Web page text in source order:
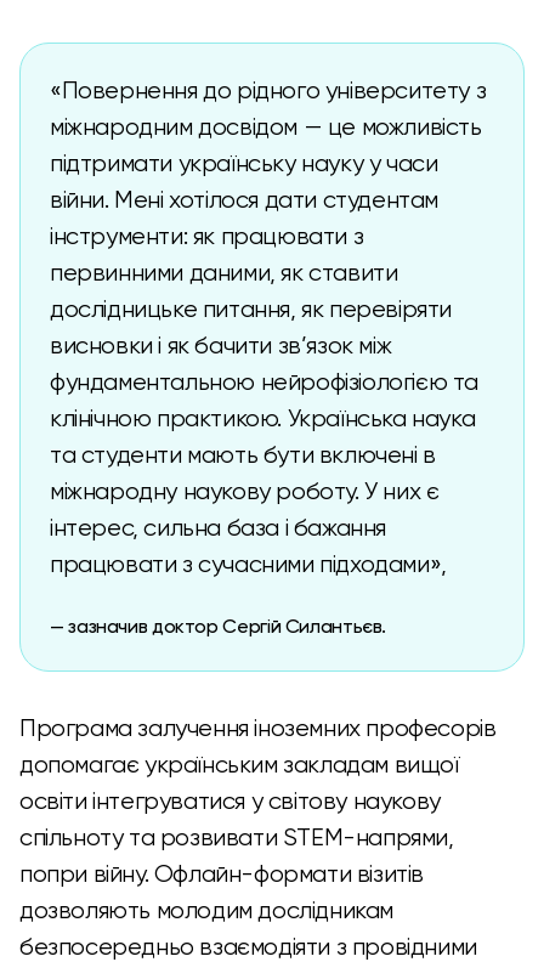
«Повернення до рідного університету з
міжнародним досвідом — це можливість
підтримати українську науку у часи
війни. Мені хотілося дати студентам
інструменти: як працювати з
первинними даними, як ставити
дослідницьке питання, як перевіряти
висновки і як бачити зв’язок між
фундаментальною нейрофізіологією та
клінічною практикою. Українська наука
та студенти мають бути включені в
міжнародну наукову роботу. У них є
інтерес, сильна база і бажання
працювати з сучасними підходами»,
— зазначив доктор Сергій Силантьєв.
Програма залучення іноземних професорів
допомагає українським закладам вищої
освіти інтегруватися у світову наукову
спільноту та розвивати STEM-напрями,
попри війну. Офлайн-формати візитів
дозволяють молодим дослідникам
безпосередньо взаємодіяти з провідними